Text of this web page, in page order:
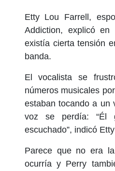
Etty Lou Farrell,
Addiction, explicó
existía cierta tensión
banda.
El vocalista se
números musicales
estaban tocando a un
voz se perdía: “Él
escuchado”, indicó
Parece que no era
ocurría y Perry